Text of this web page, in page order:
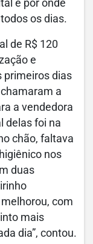
e por onde
os dias.
de R$ 120
e
primeiros dias
a
a vendedora
delas foi na
chão, faltava
nos
duas
com
mais
dia”, contou.